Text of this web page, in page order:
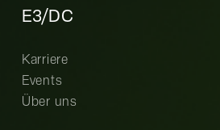
E3/DC
Karriere
Events
Über uns